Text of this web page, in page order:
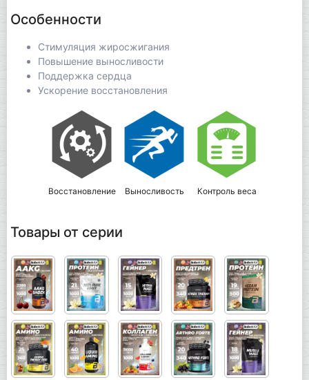
Особенности
Стимуляция жиросжигания
Повышение выносливости
Поддержка сердца
Ускорение восстановления
Восстановление Выносливость Контроль веса
Товары от серии